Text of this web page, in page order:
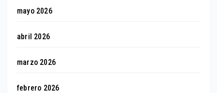
mayo 2026
abril 2026
marzo 2026
febrero 2026